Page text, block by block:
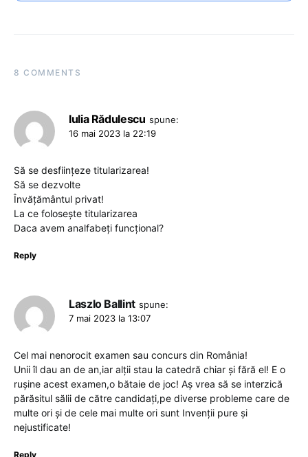
8 COMMENTS
Iulia Rădulescu spune:
16 mai 2023 la 22:19
Să se desființeze titularizarea!
Să se dezvolte
Învățământul privat!
La ce folosește titularizarea
Daca avem analfabeți funcțional?
Reply
Laszlo Ballint spune:
7 mai 2023 la 13:07
Cel mai nenorocit examen sau concurs din România!
Unii îl dau an de an,iar alții stau la catedră chiar și fără el! E o
rușine acest examen,o bătaie de joc! Aș vrea să se interzică
părăsitul sălii de către candidați,pe diverse probleme care de
multe ori și de cele mai multe ori sunt Invenții pure și
nejustificate!
Reply